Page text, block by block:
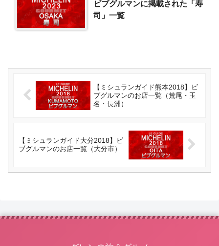
ビブグルマンに掲載された「寿
司」一覧
【ミシュランガイド熊本2018】ビ
ブグルマンのお店一覧（荒尾・玉
名・長洲）
【ミシュランガイド大分2018】ビ
ブグルマンのお店一覧（大分市）